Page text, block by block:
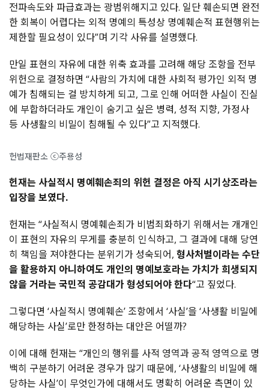
전파속도와 파급효과는 광범위해지고 있다. 일단 훼손되면 완전
한 회복이 어렵다는 외적 명예의 특성상 명예훼손적 표현행위는
제한할 필요성이 있다”며 기각 사유를 설명했다.
만일 표현의 자유에 대한 위축 효과를 고려해 해당 조항을 전부
위헌으로 결정하면 “사람의 가치에 대한 사회적 평가인 외적 명
예가 침해되는 걸 방치하게 되고, 그로 인해 어떠한 사실이 진실
에 부합하더라도 개인이 숨기고 싶은 병력, 성적 지향, 가정사
등 사생활의 비밀이 침해될 수 있다”고 지적했다.
헌법재판소 ⓒ주용성
헌재는 사실적시 명예훼손죄의 위헌 결정은 아직 시기상조라는
입장을 보였다.
헌재는 “사실적시 명예훼손죄가 비범죄화하기 위해서는 개개인
이 표현의 자유의 무게를 충분히 인식하고, 그 결과에 대해 당연
히 책임을 져야한다는 분위기가 성숙되어, 형사처벌이라는 수단
을 활용하지 아니하여도 개인의 명예보호라는 가치가 희생되지
않을 거라는 국민적 공감대가 형성되어야 한다“고 짚었다.
그렇다면 ‘사실적시 명예훼손’ 조항에서 ‘사실’을 ‘사생활 비밀에
해당하는 사실’로만 한정하는 대안은 어떨까?
이에 대해 헌재는 “개인의 행위를 사적 영역과 공적 영역으로 명
백히 구분하기 어려운 경우가 많기 때문에, ‘사생활의 비밀에 해
당하는 사실’이 무엇인가에 대해서도 명확히 어려운 측면이 있